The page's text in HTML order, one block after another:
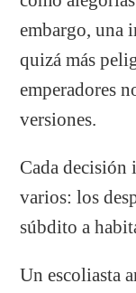
embargo, una
quizá más
emperadores
versiones.
Cada decisión
varios: los
súbdito a
Un escoliasta